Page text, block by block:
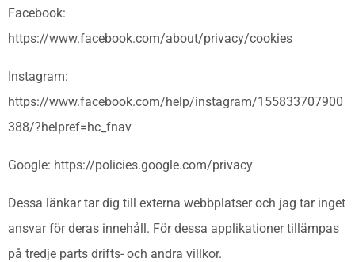
Facebook:
https://www.facebook.com/about/privacy/cookies
Instagram:
https://www.facebook.com/help/instagram/155833707900
388/?helpref=hc_fnav
Google: https://policies.google.com/privacy
Dessa länkar tar dig till externa webbplatser och jag tar inget
ansvar för deras innehåll. För dessa applikationer tillämpas
på tredje parts drifts- och andra villkor.